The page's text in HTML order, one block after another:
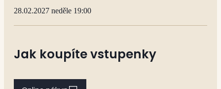
28.02.2027 neděle 19:00
Jak koupíte vstupenky